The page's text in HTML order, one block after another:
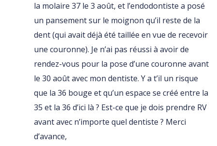
la molaire 37 le 3 août, et l’endodontiste a posé
un pansement sur le moignon qu’il reste de la
dent (qui avait déjà été taillée en vue de recevoir
une couronne). Je n’ai pas réussi à avoir de
rendez-vous pour la pose d’une couronne avant
le 30 août avec mon dentiste. Y a t’il un risque
que la 36 bouge et qu’un espace se créé entre la
35 et la 36 d’ici là ? Est-ce que je dois prendre RV
avant avec n’importe quel dentiste ? Merci
d’avance,